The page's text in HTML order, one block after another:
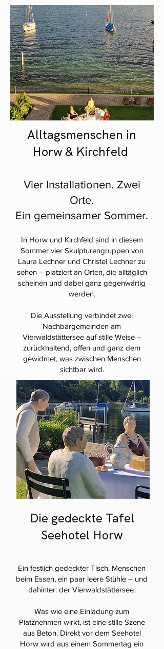
Alltagsmenschen in
Horw & Kirchfeld
Vier Installationen. Zwei
Orte.
Ein gemeinsamer Sommer.
In Horw und Kirchfeld sind in diesem
Sommer vier Skulpturengruppen von
Laura Lechner und Christel Lechner zu
sehen – platziert an Orten, die alltäglich
scheinen und dabei ganz gegenwärtig
werden.
Die Ausstellung verbindet zwei
Nachbargemeinden am
Vierwaldstättersee auf stille Weise –
zurückhaltend, offen und ganz dem
gewidmet, was zwischen Menschen
sichtbar wird.
Die gedeckte Tafel
Seehotel Horw
Ein festlich gedeckter Tisch, Menschen
beim Essen, ein paar leere Stühle – und
dahinter: der Vierwaldstättersee.
Was wie eine Einladung zum
Platznehmen wirkt, ist eine stille Szene
aus Beton. Direkt vor dem Seehotel
Horw wird aus einem Sommertag ein